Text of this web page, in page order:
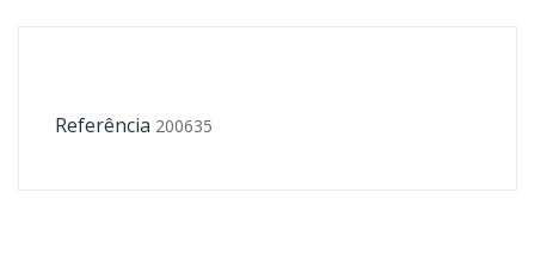
Referência 200635